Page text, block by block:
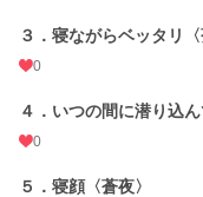
３．寝ながらベッタリ〈
0
４．いつの間に潜り込
0
５．寝顔〈蒼夜〉